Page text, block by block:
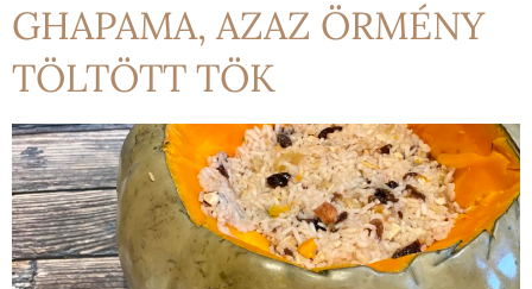
GHAPAMA, AZAZ ÖRMÉNY
TÖLTÖTT TÖK